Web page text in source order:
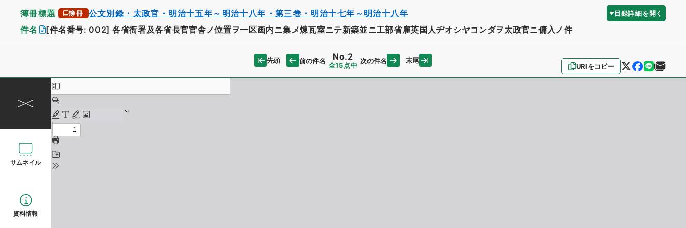
簿冊標題 簿冊 公文別録・太政官・明治十五年～明治十八年・第三巻・明治十七年～明治十八年 目録詳細を開く
件名 [件名番号: 002] 各省衙署及各省長官官舎ノ位置ヲ一区画内ニ集メ煉瓦室ニテ新築並ニ工部省雇英国人ヂオシヤコンダヲ太政官ニ傭入ノ件
URIをコピー
先頭 前の件名 No.2
全15点中
次の件名 末尾
サムネイル
資料情報